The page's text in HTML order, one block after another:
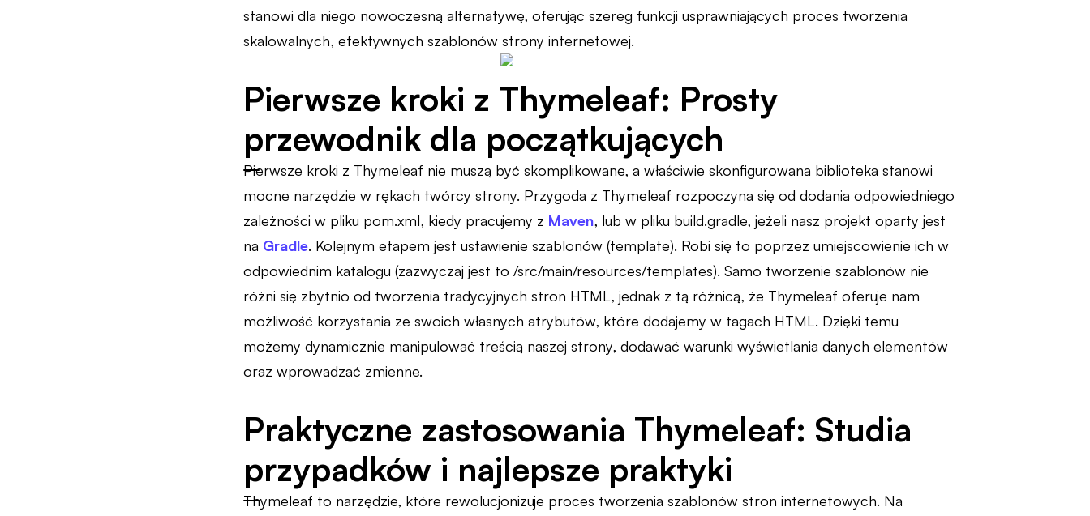
stanowi dla niego nowoczesną alternatywę, oferując szereg funkcji usprawniających proces tworzenia
skalowalnych, efektywnych szablonów strony internetowej.
Pierwsze kroki z Thymeleaf: Prosty
przewodnik dla początkujących
Pierwsze kroki z Thymeleaf nie muszą być skomplikowane, a właściwie skonfigurowana biblioteka stanowi
mocne narzędzie w rękach twórcy strony. Przygoda z Thymeleaf rozpoczyna się od dodania odpowiedniego
zależności w pliku pom.xml, kiedy pracujemy z Maven, lub w pliku build.gradle, jeżeli nasz projekt oparty jest
na Gradle. Kolejnym etapem jest ustawienie szablonów (template). Robi się to poprzez umiejscowienie ich w
odpowiednim katalogu (zazwyczaj jest to /src/main/resources/templates). Samo tworzenie szablonów nie
różni się zbytnio od tworzenia tradycyjnych stron HTML, jednak z tą różnicą, że Thymeleaf oferuje nam
możliwość korzystania ze swoich własnych atrybutów, które dodajemy w tagach HTML. Dzięki temu
możemy dynamicznie manipulować treścią naszej strony, dodawać warunki wyświetlania danych elementów
oraz wprowadzać zmienne.
Praktyczne zastosowania Thymeleaf: Studia
przypadków i najlepsze praktyki
Thymeleaf to narzędzie, które rewolucjonizuje proces tworzenia szablonów stron internetowych. Na